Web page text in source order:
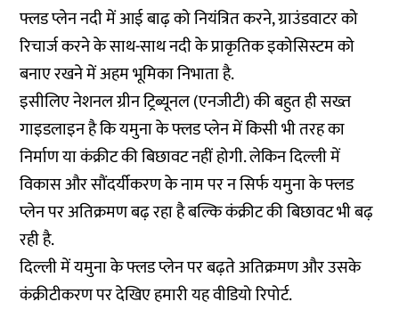
फ्लड प्लेन नदी में आई बाढ़ को नियंत्रित करने, ग्राउंडवाटर को
रिचार्ज करने के साथ-साथ नदी के प्राकृतिक इकोसिस्टम को
बनाए रखने में अहम भूमिका निभाता है.
इसीलिए नेशनल ग्रीन ट्रिब्यूनल (एनजीटी) की बहुत ही सख्त
गाइडलाइन है कि यमुना के फ्लड प्लेन में किसी भी तरह का
निर्माण या कंक्रीट की बिछावट नहीं होगी. लेकिन दिल्ली में
विकास और सौंदर्यीकरण के नाम पर न सिर्फ यमुना के फ्लड
प्लेन पर अतिक्रमण बढ़ रहा है बल्कि कंक्रीट की बिछावट भी बढ़
रही है.
दिल्ली में यमुना के फ्लड प्लेन पर बढ़ते अतिक्रमण और उसके
कंक्रीटीकरण पर देखिए हमारी यह वीडियो रिपोर्ट.